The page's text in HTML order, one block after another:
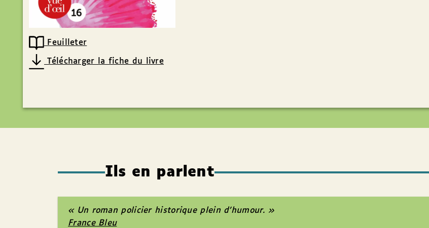
Feuilleter
Télécharger la fiche du livre
Ils en parlent
« Un roman policier historique plein d’humour. »
France Bleu